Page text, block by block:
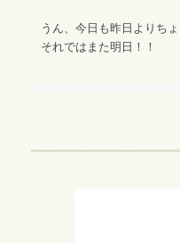
うん、今日も昨日よりちょ
それではまた明日！！